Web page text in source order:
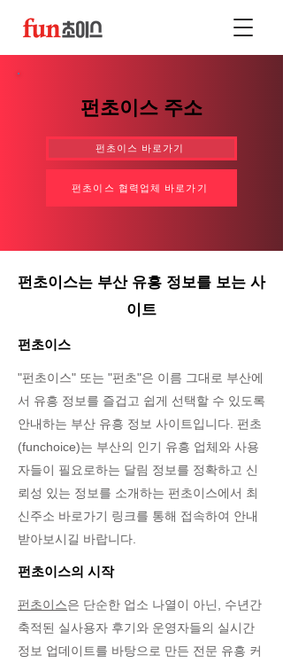
펀초이스 주소
펀초이스 바로가기
펀초이스 협력업체 바로가기
펀초이스는 부산 유흥 정보를 보는 사
이트
펀초이스
"펀초이스" 또는 "펀초"은 이름 그대로 부산에
서 유흥 정보를 즐겁고 쉽게 선택할 수 있도록
안내하는 부산 유흥 정보 사이트입니다. 펀초
(funchoice)는 부산의 인기 유흥 업체와 사용
자들이 필요로하는 달림 정보를 정확하고 신
뢰성 있는 정보를 소개하는 펀초이스에서 최
신주소 바로가기 링크를 통해 접속하여 안내
받아보시길 바랍니다.
펀초이스의 시작
펀초이스은 단순한 업소 나열이 아닌, 수년간
축적된 실사용자 후기와 운영자들의 실시간
정보 업데이트를 바탕으로 만든 전문 유흥 커